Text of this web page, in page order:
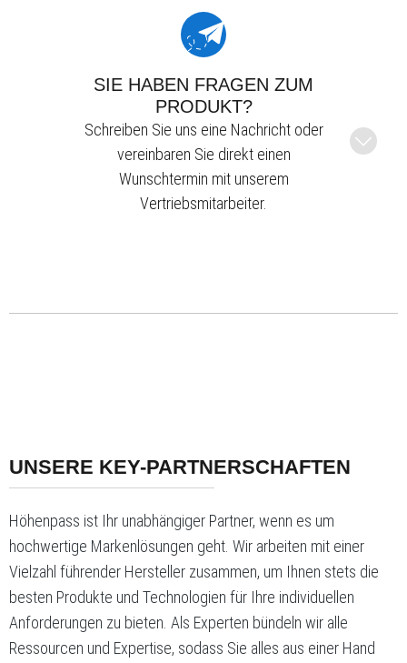
SIE HABEN FRAGEN ZUM
PRODUKT?
Schreiben Sie uns eine Nachricht oder
vereinbaren Sie direkt einen
Wunschtermin mit unserem
Vertriebsmitarbeiter.
UNSERE KEY-PARTNERSCHAFTEN
Höhenpass ist Ihr unabhängiger Partner, wenn es um
hochwertige Markenlösungen geht. Wir arbeiten mit einer
Vielzahl führender Hersteller zusammen, um Ihnen stets die
besten Produkte und Technologien für Ihre individuellen
Anforderungen zu bieten. Als Experten bündeln wir alle
Ressourcen und Expertise, sodass Sie alles aus einer Hand